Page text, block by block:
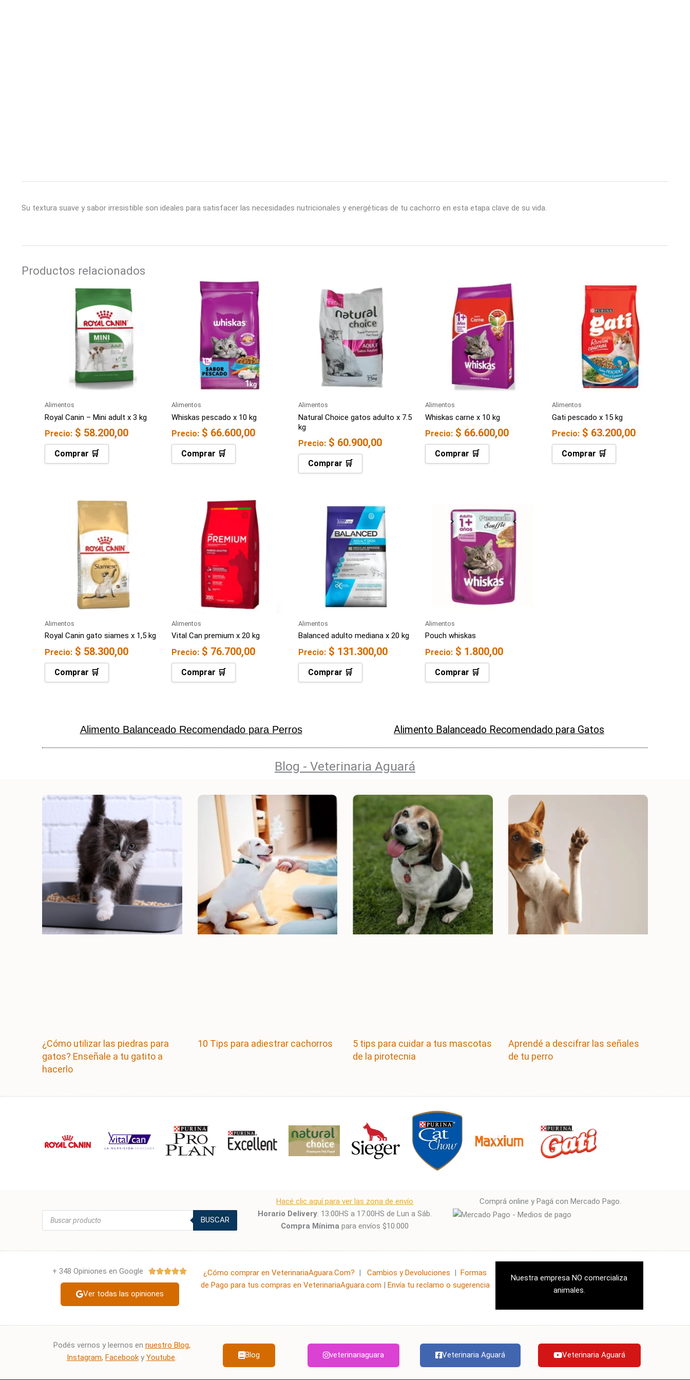
Su textura suave y sabor irresistible son ideales para satisfacer las necesidades nutricionales y energéticas de tu cachorro en esta etapa clave de su vida.
Productos relacionados
Alimentos
Royal Canin – Mini adult x 3 kg
Precio: $ 58.200,00
Comprar 🛒
Alimentos
Whiskas pescado x 10 kg
Precio: $ 66.600,00
Comprar 🛒
Alimentos
Natural Choice gatos adulto x 7.5
kg
Precio: $ 60.900,00
Comprar 🛒
Alimentos
Whiskas carne x 10 kg
Precio: $ 66.600,00
Comprar 🛒
Alimentos
Gati pescado x 15 kg
Precio: $ 63.200,00
Comprar 🛒
Alimentos
Royal Canin gato siames x 1,5 kg
Precio: $ 58.300,00
Comprar 🛒
Alimentos
Vital Can premium x 20 kg
Precio: $ 76.700,00
Comprar 🛒
Alimentos
Balanced adulto mediana x 20 kg
Precio: $ 131.300,00
Comprar 🛒
Alimentos
Pouch whiskas
Precio: $ 1.800,00
Comprar 🛒
Alimento Balanceado Recomendado para Perros Alimento Balanceado Recomendado para Gatos
Blog - Veterinaria Aguará
¿Cómo utilizar las piedras para
gatos? Enseñale a tu gatito a
hacerlo
10 Tips para adiestrar cachorros
5 tips para cuidar a tus mascotas
de la pirotecnia
Aprendé a descifrar las señales
de tu perro
Búsqueda
productos
BUSCAR
Hacé clic aquí para ver las zona de envío
Horario Delivery: 13:00HS a 17:00HS de Lun a Sáb.
Compra Mínima para envíos $10.000
Comprá online y Pagá con Mercado Pago.
+ 348 Opiniones en Google Valorado
Ver todas las opiniones
¿Cómo comprar en VeterinariaAguara.Com? | Cambios y Devoluciones | Formas
de Pago para tus compras en VeterinariaAguara.com | Envía tu reclamo o sugerencia
Nuestra empresa NO comercializa
animales.
Podés vernos y leernos en nuestro Blog,
Instagram, Facebook y Youtube. Blog veterinariaguara Veterinaria Aguará Veterinaria Aguará